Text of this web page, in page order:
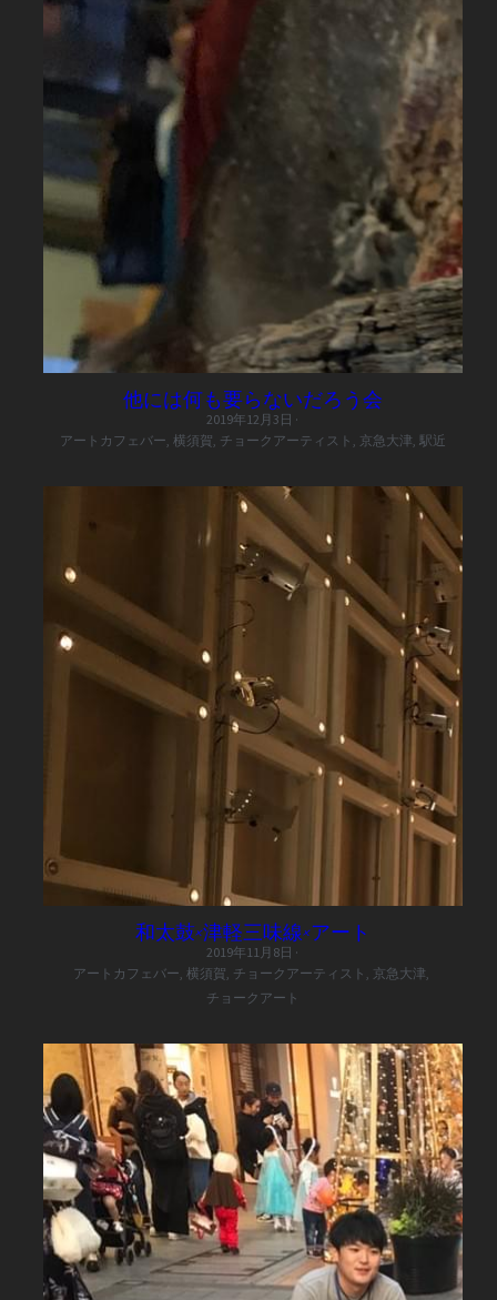
他には何も要らないだろう会
2019年12月3日 ·
アートカフェバー, 横須賀, チョークアーティスト, 京急大津, 駅近
和太鼓×津軽三味線×アート
2019年11月8日 ·
アートカフェバー, 横須賀, チョークアーティスト, 京急大津,
チョークアート